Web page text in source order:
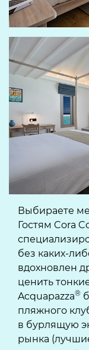
Выбираете
Гостям Cora
без каких-
вдохновлен
ценить
Acquapazza®
пляжного
в бурлящую
рынка